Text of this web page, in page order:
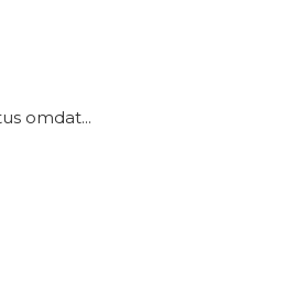
omdat...